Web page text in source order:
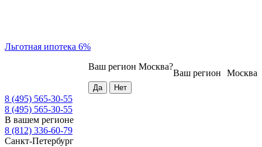
Льготная ипотека 6%
Москва
Ваш регион
Ваш регион Москва?
8 (495) 565-30-55
8 (495) 565-30-55
В вашем регионе
8 (812) 336-60-79
Санкт-Петербург